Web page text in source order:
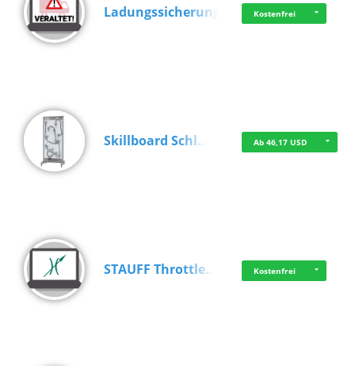
Ladungssicherung Kostenfrei
Skillboard Schl… Ab 46,17 USD
STAUFF Throttle… Kostenfrei